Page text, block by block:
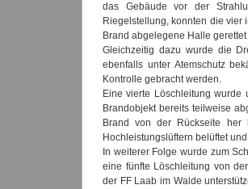
das Gebäude vor der
Riegelstellung, konnten die vier
Brand abgelegene Halle
Gleichzeitig dazu wurde die
ebenfalls unter Atemschutz
Kontrolle gebracht werden.
Eine vierte Löschleitung wurde
Brandobjekt bereits teilweise
Brand von der Rückseite her
Hochleistungslüftern belüftet
In weiterer Folge wurde zum
eine fünfte Löschleitung von
der FF Laab im Walde